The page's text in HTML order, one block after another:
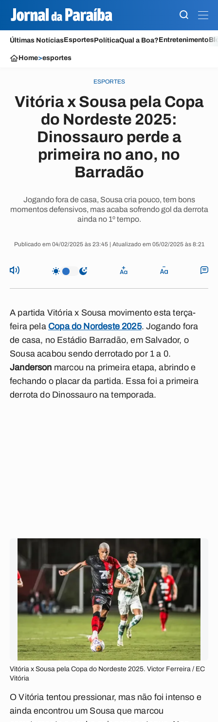
Últimas NotíciasEsportesPolíticaQual a Boa?Entretenimento
Home>esportes
ESPORTES
Vitória x Sousa pela Copa
do Nordeste 2025:
Dinossauro perde a
primeira no ano, no
Barradão
Jogando fora de casa, Sousa cria pouco, tem bons
momentos defensivos, mas acaba sofrendo gol da derrota
ainda no 1º tempo.
Publicado em 04/02/2025 às 23:45 | Atualizado em 05/02/2025 às 8:21
A partida Vitória x Sousa movimento esta terça-
feira pela Copa do Nordeste 2025. Jogando fora
de casa, no Estádio Barradão, em Salvador, o
Sousa acabou sendo derrotado por 1 a 0.
Janderson marcou na primeira etapa, abrindo e
fechando o placar da partida. Essa foi a primeira
derrota do Dinossauro na temporada.
Vitória x Sousa pela Copa do Nordeste 2025. Victor Ferreira / EC
Vitória
O Vitória tentou pressionar, mas não foi intenso e
ainda encontrou um Sousa que marcou